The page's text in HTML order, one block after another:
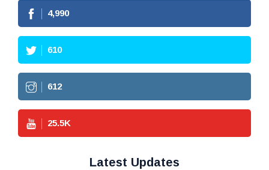
4,990
610
612
25.5K
Latest Updates